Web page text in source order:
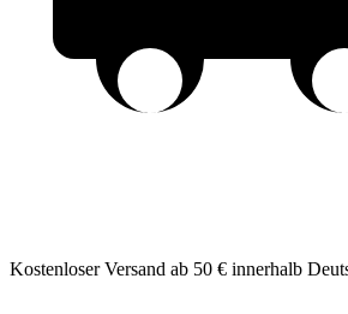
Kostenloser Versand ab 50 € innerhalb